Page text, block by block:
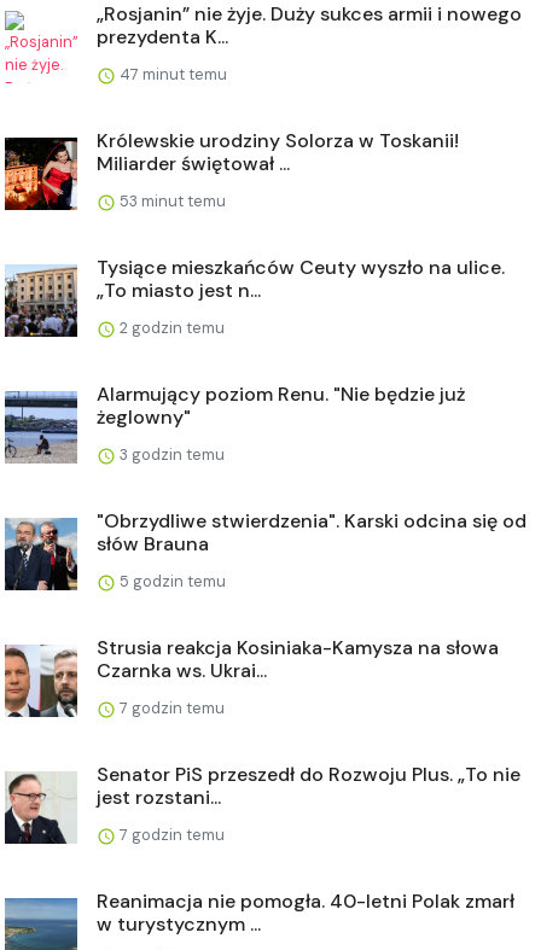
„Rosjanin” nie żyje. Duży sukces armii i nowego
prezydenta K...
47 minut temu
Królewskie urodziny Solorza w Toskanii!
Miliarder świętował ...
53 minut temu
Tysiące mieszkańców Ceuty wyszło na ulice.
„To miasto jest n...
2 godzin temu
Alarmujący poziom Renu. "Nie będzie już
żeglowny"
3 godzin temu
"Obrzydliwe stwierdzenia". Karski odcina się od
słów Brauna
5 godzin temu
Strusia reakcja Kosiniaka-Kamysza na słowa
Czarnka ws. Ukrai...
7 godzin temu
Senator PiS przeszedł do Rozwoju Plus. „To nie
jest rozstani...
7 godzin temu
Reanimacja nie pomogła. 40-letni Polak zmarł
w turystycznym ...